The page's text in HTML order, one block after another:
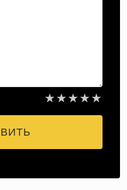
★
★
★
★
★